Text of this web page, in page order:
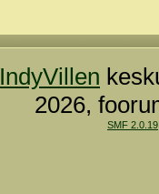
IndyVillen
2026,
SMF 2.0.19